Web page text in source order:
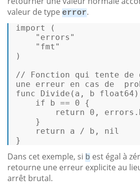
valeur de type error.
import
(
"errors"
"fmt"
)
// Fonction qui tente de
func
Divide (a, b float64 )
if b == 0 {
return
0 ,
}
return a / b, nil
}
Dans cet exemple, si b est égal à
retourne une erreur explicite au
arrêt brutal.